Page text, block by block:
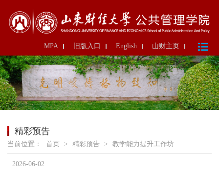
山财主页
English
旧版入口
MPA
精彩预告
当前位置： 首页 > 精彩预告 > 教学能力提升工作坊
2026-06-02